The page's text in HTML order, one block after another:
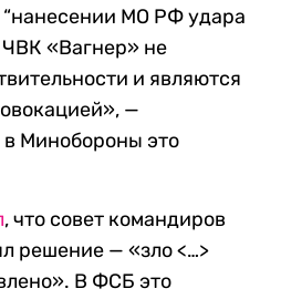
МО РФ удара
«Вагнер» не
и являются
—
в Минобороны это
, что совет командиров
решение — «зло <…>
В ФСБ это